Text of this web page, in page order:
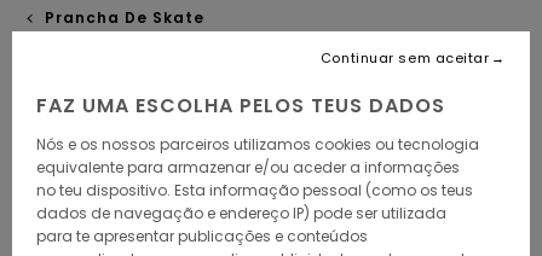
Prancha De Skate
FAZ UMA ESCOLHA PELOS TEUS DADOS
Nós e os nossos parceiros utilizamos cookies ou tecnologia
equivalente para armazenar e/ou aceder a informações
no teu dispositivo. Esta informação pessoal (como os teus
dados de navegação e endereço IP) pode ser utilizada
para te apresentar publicações e conteúdos
Continuar sem aceitar